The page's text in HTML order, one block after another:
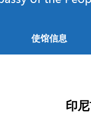
使馆信息
印